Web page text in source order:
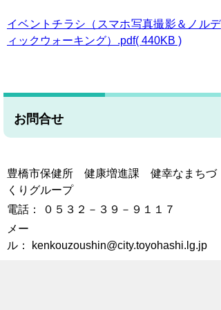
イベントチラシ（スマホ写真撮影＆ノルデ
ィックウォーキング）.pdf( 440KB )
お問合せ
豊橋市保健所 健康増進課 健幸なまちづ
くりグループ
電話： ０５３２－３９－９１１７
メー
ル： kenkouzoushin@city.toyohashi.lg.jp